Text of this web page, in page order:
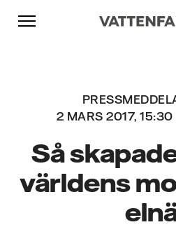
Skip to content
Gå till huvudnavigeringen
Gå till sidfoten
2 MARS 2017, 15:30
Så
världens
Gå till huvudnavigeringen